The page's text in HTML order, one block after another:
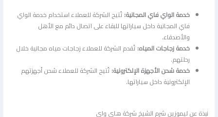
خدمة الواي فاي المجانية:تُتيح الشركة للعملاء استخدام خدمة الواي
فاي المجانية داخل سياراتها للبقاء على اتصال دائم مع الأهل
والأصدقاء.
خدمة زجاجات المياه:تُقدم الشركة للعملاء زجاجات مياه مجانية خلال
رحلتهم.
خدمة شحن الأجهزة الإلكترونية:تُتيح الشركة للعملاء شحن أجهزتهم
الإلكترونية داخل سياراتها.
نبذة عن ليموزين شرم الشيخ شركة هاي واي